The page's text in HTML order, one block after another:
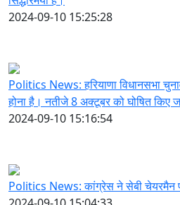
2024-09-10 15:25:28
Politics News: हरियाणा विधानसभा
होना है। नतीजे 8 अक्टूबर को घोषित किए
2024-09-10 15:16:54
Politics News: कांग्रेस ने सेबी चेयरमैन